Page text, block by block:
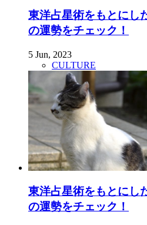
東洋占星術をもとにし
の運勢をチェック！
5 Jun, 2023
CULTURE
東洋占星術をもとにし
の運勢をチェック！